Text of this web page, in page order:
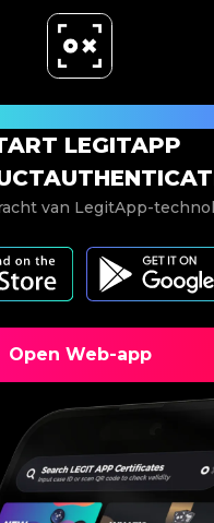
LEGITAPP
van LegitApp-
Open Web-app